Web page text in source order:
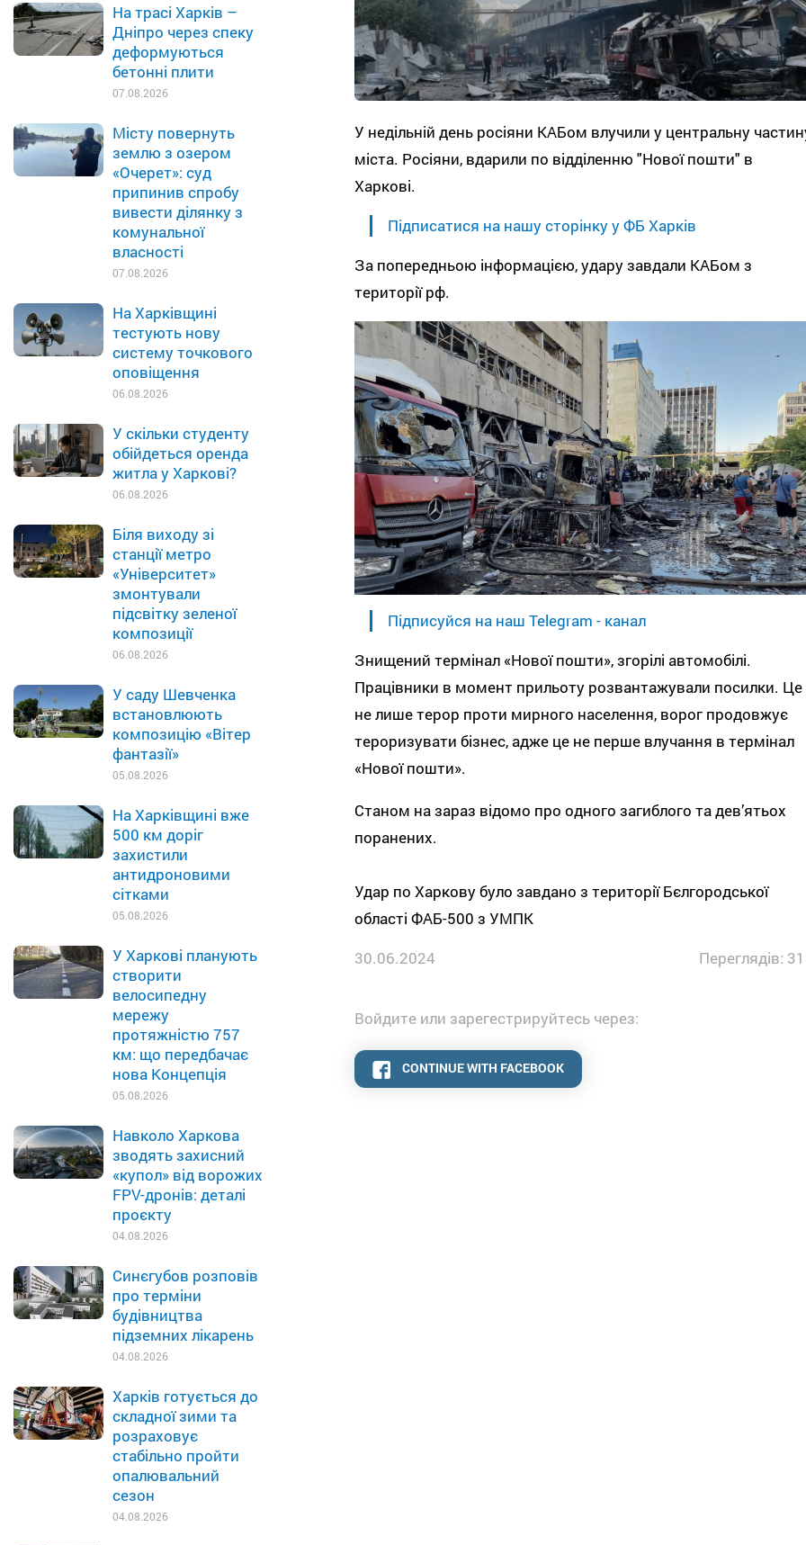
На трасі Харків –
Дніпро через спеку
деформуються
бетонні плити
07.08.2026
Місту повернуть
землю з озером
«Очерет»: суд
припинив спробу
вивести ділянку з
комунальної
власності
07.08.2026
На Харківщині
тестують нову
систему точкового
оповіщення
06.08.2026
У скільки студенту
обійдеться оренда
житла у Харкові?
06.08.2026
Біля виходу зі
станції метро
«Університет»
змонтували
підсвітку зеленої
композиції
06.08.2026
У саду Шевченка
встановлюють
композицію «Вітер
фантазії»
05.08.2026
На Харківщині вже
500 км доріг
захистили
антидроновими
сітками
05.08.2026
У Харкові планують
створити
велосипедну
мережу
протяжністю 757
км: що передбачає
нова Концепція
05.08.2026
Навколо Харкова
зводять захисний
«купол» від ворожих
FPV-дронів: деталі
проєкту
04.08.2026
Синєгубов розповів
про терміни
будівництва
підземних лікарень
04.08.2026
Харків готується до
складної зими та
розраховує
стабільно пройти
опалювальний
сезон
04.08.2026
У недільній день росіяни КАБом влучили у центральну
міста. Росіяни, вдарили по відділенню "Нової пошти" в
Харкові.
Підписатися на нашу сторінку у ФБ Харків
За попередньою інформацією, удару завдали КАБом з
території рф.
Підписуйся на наш Telegram - канал
Знищений термінал «Нової пошти», згорілі автомобілі.
Працівники в момент прильоту розвантажували посилки. Це
не лише терор проти мирного населення, ворог продовжує
тероризувати бізнес, адже це не перше влучання в термінал
«Нової пошти».
Станом на зараз відомо про одного загиблого та дев’ятьох
поранених.
Удар по Харкову було завдано з території Бєлгородської
області ФАБ-500 з УМПК
30.06.2024
Переглядів:
Войдите или зарегестрируйтесь через:
CONTINUE WITH FACEBOOK